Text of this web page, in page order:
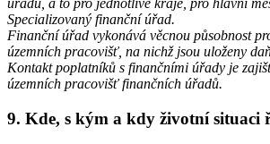
úřadů, a to pro jednotlivé kraje, pro hlavní
Specializovaný finanční úřad.
Finanční úřad vykonává věcnou působnost
územních pracovišť, na nichž jsou uloženy
Kontakt poplatníků s finančními úřady je
územních pracovišť finančních úřadů.
9. Kde, s kým a kdy životní situaci